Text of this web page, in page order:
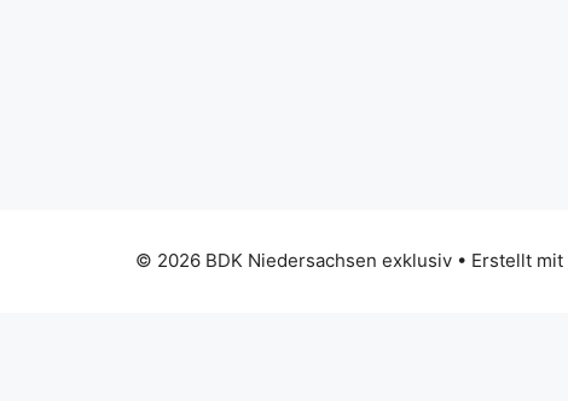
© 2026 BDK Niedersachsen exklusiv • Erstellt mit